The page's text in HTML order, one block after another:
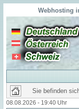
Webhosting
Sie befinden
08.08.2026 - 19:40 Uhr